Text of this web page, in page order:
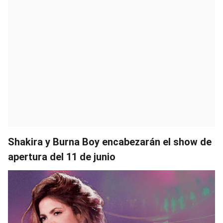
Shakira y Burna Boy encabezarán el show de
apertura del 11 de junio